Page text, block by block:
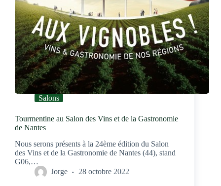
Salons
Tourmentine au Salon des Vins et de la Gastronomie
de Nantes
Nous serons présents à la 24ème édition du Salon
des Vins et de la Gastronomie de Nantes (44), stand
G06,…
Jorge
28 octobre 2022